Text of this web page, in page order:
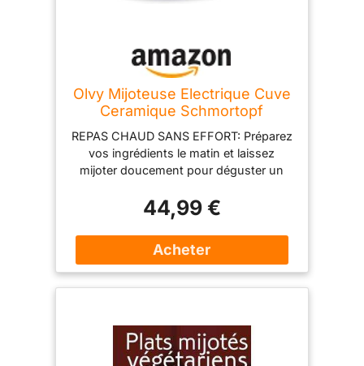
Olvy Mijoteuse Electrique Cuve
Ceramique Schmortopf
REPAS CHAUD SANS EFFORT: Préparez
vos ingrédients le matin et laissez
mijoter doucement pour déguster un
retour à la maison GRANDE CAPACITÉ
FAMILIALE 6L: Cuve généreuse idéale
pour cuisiner des ragoûts et soupes
pour toute la famille ou anticiper vos
repas de la semaine en meal prep 3
NIVEAUX DE CHAUFFE SOUPLES:
vos recettes grâce aux positions Doux,
Élevé et Maintien au chaud très
pratiques CUISSON DOUCE
44,99 €